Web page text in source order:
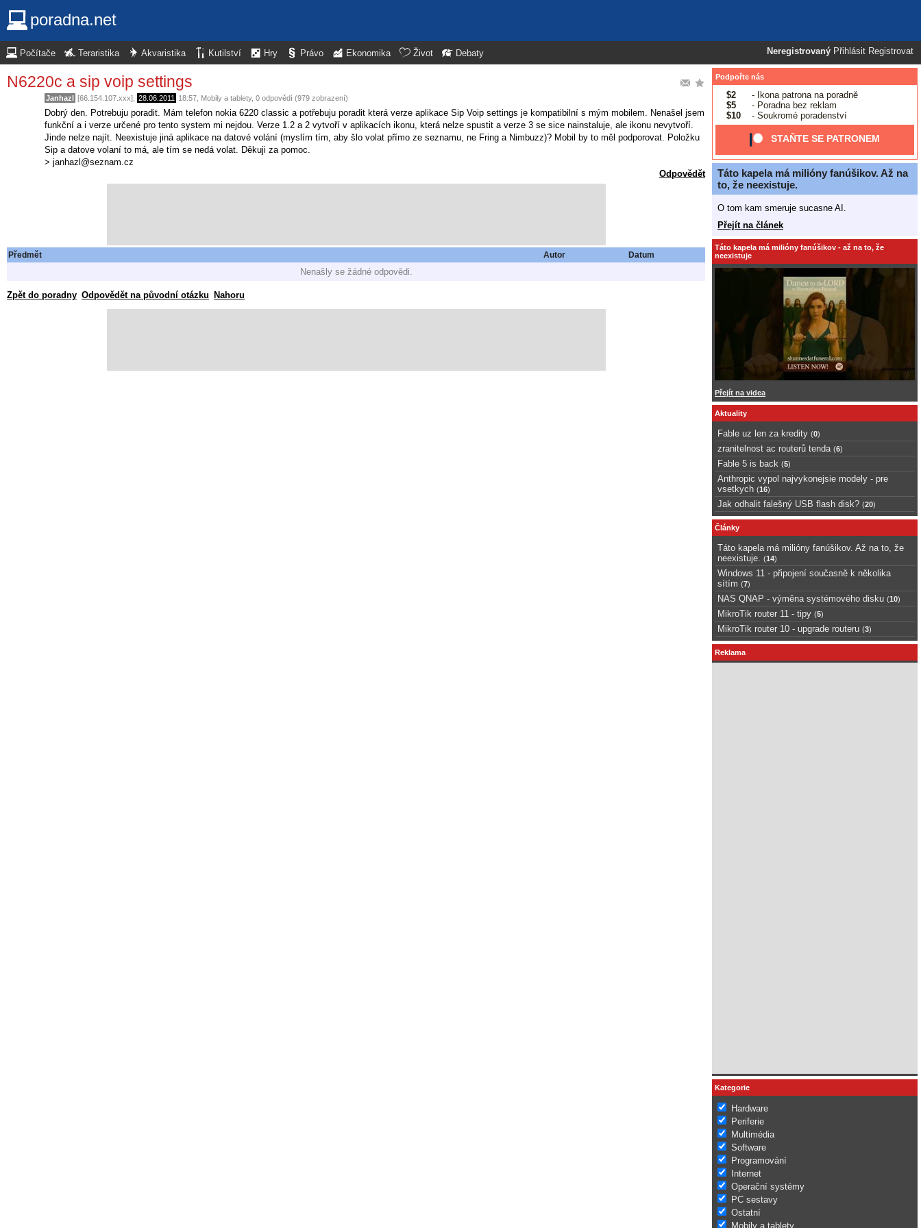
poradna.net
Neregistrovaný Přihlásit Registrovat
Počítače Teraristika Akvaristika Kutilství Hry Právo Ekonomika Život Debaty
N6220c a sip voip settings
Janhazl [66.154.107.xxx], 28.06.2011 18:57 Mobily a tablety, 0 odpovědí (979 zobrazení)
Dobrý den. Potrebuju poradit. Mám telefon nokia 6220 classic a potřebuju poradit která verze aplikace Sip Voip settings je kompatibilní s mým mobilem. Nenašel jsem
funkční a i verze určené pro tento system mi nejdou. Verze 1.2 a 2 vytvoří v aplikacích ikonu, která nelze spustit a verze 3 se sice nainstaluje, ale ikonu nevytvoří.
Jinde nelze najít. Neexistuje jiná aplikace na datové volání (myslím tím, aby šlo volat přímo ze seznamu, ne Fring a Nimbuzz)? Mobil by to měl podporovat. Položku
Sip a datove volaní to má, ale tím se nedá volat. Děkuji za pomoc.
> janhazl@seznam.cz
Odpovědět
Předmět Autor Datum
Nenašly se žádné odpovědi.
Zpět do poradny Odpovědět na původní otázku Nahoru
Podpořte nás
$2
- Ikona patrona na poradně
$5
- Poradna bez reklam
$10
- Soukromé poradenství
STAŇTE SE PATRONEM
Táto kapela má milióny fanúšikov. Až na
to, že neexistuje.
O tom kam smeruje sucasne AI.
Přejít na článek
Táto kapela má milióny fanúšikov - až na to, že
neexistuje
Přejít na videa
Aktuality
Fable uz len za kredity (0)
zranitelnost ac routerů tenda (6)
Fable 5 is back (5)
Anthropic vypol najvykonejsie modely - pre
vsetkych (16)
Jak odhalit falešný USB flash disk? (20)
Články
Táto kapela má milióny fanúšikov. Až na to, že
neexistuje.
(14)
Windows 11 - připojení současně k několika
sítím (7)
NAS QNAP - výměna systémového disku (10)
MikroTik router 11 - tipy (5)
MikroTik router 10 - upgrade routeru (3)
Reklama
Kategorie
Hardware
Periferie
Multimédia
Software
Programování
Internet
Operační systémy
PC sestavy
Ostatní
Mobily a tablety